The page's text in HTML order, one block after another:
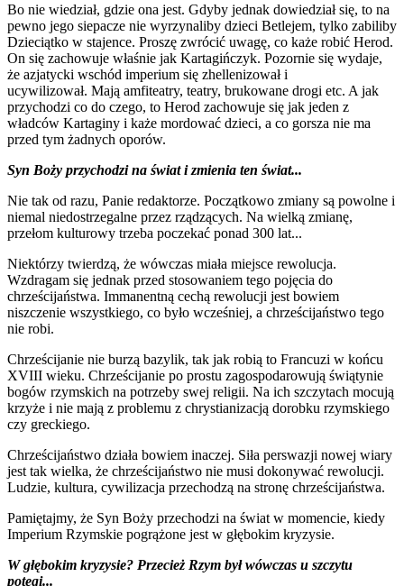
Bo nie wiedział, gdzie ona jest. Gdyby jednak dowiedział się, to na
pewno jego siepacze nie wyrzynaliby dzieci Betlejem, tylko zabiliby
Dzieciątko w stajence. Proszę zwrócić uwagę, co każe robić Herod.
On się zachowuje właśnie jak Kartagińczyk. Pozornie się wydaje,
że azjatycki wschód imperium się zhellenizował i
ucywilizował. Mają amfiteatry, teatry, brukowane drogi etc. A jak
przychodzi co do czego, to Herod zachowuje się jak jeden z
władców Kartaginy i każe mordować dzieci, a co gorsza nie ma
przed tym żadnych oporów.
Syn Boży przychodzi na świat i zmienia ten świat...
Nie tak od razu, Panie redaktorze. Początkowo zmiany są powolne i
niemal niedostrzegalne przez rządzących. Na wielką zmianę,
przełom kulturowy trzeba poczekać ponad 300 lat...
Niektórzy twierdzą, że wówczas miała miejsce rewolucja.
Wzdragam się jednak przed stosowaniem tego pojęcia do
chrześcijaństwa. Immanentną cechą rewolucji jest bowiem
niszczenie wszystkiego, co było wcześniej, a chrześcijaństwo tego
nie robi.
Chrześcijanie nie burzą bazylik, tak jak robią to Francuzi w końcu
XVIII wieku. Chrześcijanie po prostu zagospodarowują świątynie
bogów rzymskich na potrzeby swej religii. Na ich szczytach mocują
krzyże i nie mają z problemu z chrystianizacją dorobku rzymskiego
czy greckiego.
Chrześcijaństwo działa bowiem inaczej. Siła perswazji nowej wiary
jest tak wielka, że chrześcijaństwo nie musi dokonywać rewolucji.
Ludzie, kultura, cywilizacja przechodzą na stronę chrześcijaństwa.
Pamiętajmy, że Syn Boży przechodzi na świat w momencie, kiedy
Imperium Rzymskie pogrążone jest w głębokim kryzysie.
W głębokim kryzysie? Przecież Rzym był wówczas u szczytu
potęgi...